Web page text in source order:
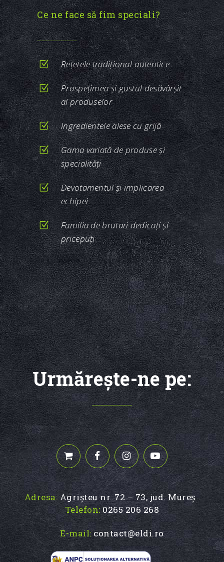
Ce ne face să fim speciali?
Reţetele tradiţional-autentice
Prospeţimea şi gustul desăvârşit
al produselor
Ingredientele alese cu grijă
Gama variată de produse şi
specialităţi
Devotamentul şi implicarea
echipei
Familia de brutari dedicaţi şi
pricepuţi
Urmăreşte-ne pe:
Adresa:Agrișteu nr. 72 – 73, jud. Mureș
Telefon: 0265 206 268
E-mail: contact@eldi.ro